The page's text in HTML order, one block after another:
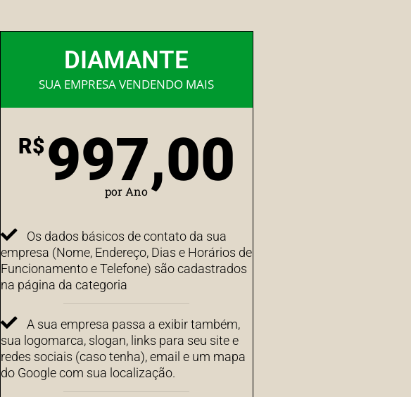
DIAMANTE
SUA EMPRESA VENDENDO MAIS
R$997,00
por Ano
Os dados básicos de contato da sua
empresa (Nome, Endereço, Dias e Horários de
Funcionamento e Telefone) são cadastrados
na página da categoria
A sua empresa passa a exibir também,
sua logomarca, slogan, links para seu site e
redes sociais (caso tenha), email e um mapa
do Google com sua localização.